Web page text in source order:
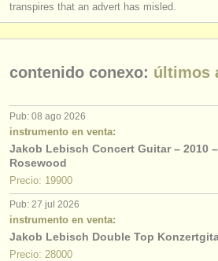
fuentes rss
anúnciese con nosotros
find out about ourATS
ATSfaq
iniciar sesión
transpires that an advert has misled.
contenido conexo: últimos
Pub: 08 ago 2026
instrumento en venta:
Jakob Lebisch Concert Guitar – 2010
Rosewood
Precio: 19900
Pub: 27 jul 2026
instrumento en venta:
Jakob Lebisch Double Top
Precio: 28000